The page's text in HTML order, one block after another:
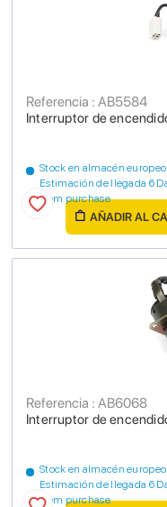
Interruptor de
Referencia : AB5584
Stock en almacén europeo
Estimación de llegada 6
from purchase
AÑADIR AL
Interruptor de
Referencia : AB6068
Stock en almacén europeo
Estimación de llegada 6
from purchase